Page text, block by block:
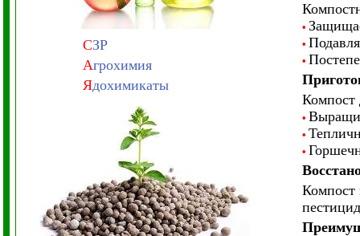
СЗР
Агрохимия
Ядохимикаты
•
•
•
Компост
•
•
•
Компост